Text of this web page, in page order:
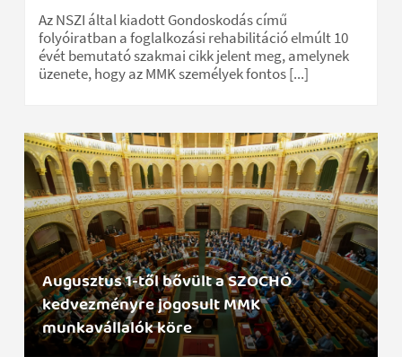
Az NSZI által kiadott Gondoskodás című
folyóiratban a foglalkozási rehabilitáció elmúlt 10
évét bemutató szakmai cikk jelent meg, amelynek
üzenete, hogy az MMK személyek fontos [...]
Augusztus 1-től bővült a SZOCHÓ
kedvezményre jogosult MMK
munkavállalók köre